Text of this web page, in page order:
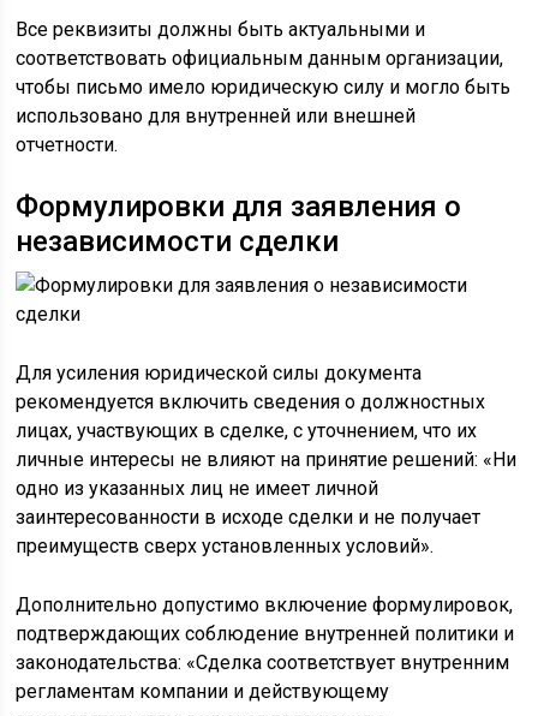
Все реквизиты должны быть актуальными и
соответствовать официальным данным организации,
чтобы письмо имело юридическую силу и могло быть
использовано для внутренней или внешней
отчетности.
Формулировки для заявления о
независимости сделки
Для усиления юридической силы документа
рекомендуется включить сведения о должностных
лицах, участвующих в сделке, с уточнением, что их
личные интересы не влияют на принятие решений: «Ни
одно из указанных лиц не имеет личной
заинтересованности в исходе сделки и не получает
преимуществ сверх установленных условий».
Дополнительно допустимо включение формулировок,
подтверждающих соблюдение внутренней политики и
законодательства: «Сделка соответствует внутренним
регламентам компании и действующему